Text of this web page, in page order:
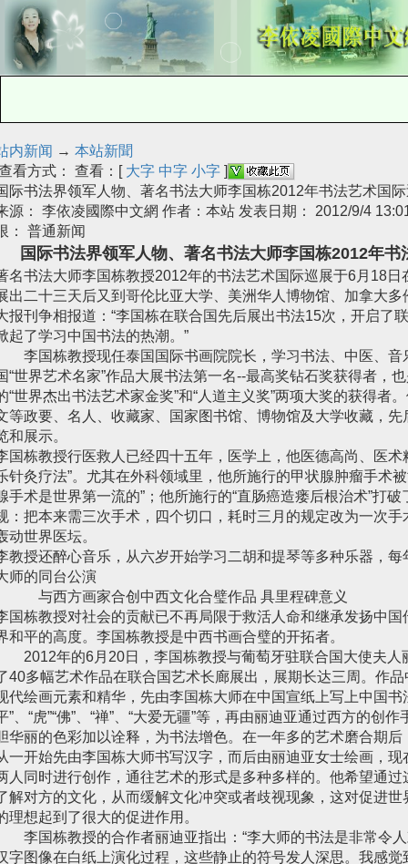
内新闻 → 本站新聞
看方式： 查看：[ 大字 中字 小字 ]
际书法界领军人物、著名书法大师李国栋2012年书法艺术国
源： 李依凌國際中文網 作者：本站 发表日期： 2012/9/4
： 普通新闻
国际书法界领军人物、著名书法大师李国栋2012年
名书法大师李国栋教授2012年的书法艺术国际巡展于6月18
出二十三天后又到哥伦比亚大学、美洲华人博物馆、加拿大
报刊争相报道：“李国栋在联合国先后展出书法15次，开启了
起了学习中国书法的热潮。”
国栋教授现任泰国国际书画院院长，学习书法、中医、音
“世界艺术名家”作品大展书法第一名--最高奖钻石奖获得者，
“世界杰出书法艺术家金奖”和“人道主义奖”两项大奖的获得者
等政要、名人、收藏家、国家图书馆、博物馆及大学收藏，
和展示。
国栋教授行医救人已经四十五年，医学上，他医德高尚、医术
针灸疗法”。尤其在外科领域里，他所施行的甲状腺肿瘤手术
手术是世界第一流的”；他所施行的“直肠癌造瘘后根治术”打
：把本来需三次手术，四个切口，耗时三月的规定改为一次
动世界医坛。
教授还醉心音乐，从六岁开始学习二胡和提琴等多种乐器，
师的同台公演
西方画家合创中西文化合璧作品 具里程碑意义
国栋教授对社会的贡献已不再局限于救活人命和继承发扬中
和平的高度。李国栋教授是中西书画合璧的开拓者。
年的6月20日，李国栋教授与葡萄牙驻联合国大使夫人
40多幅艺术作品在联合国艺术长廊展出，展期长达三周。作
代绘画元素和精华，先由李国栋大师在中国宣纸上写上中国书
”、“虎”“佛”、“禅”、“大爱无疆”等，再由丽迪亚通过西方的
华丽的色彩加以诠释，为书法增色。在一年多的艺术磨合期
一开始先由李国栋大师书写汉字，而后由丽迪亚女士绘画，
人同时进行创作，通往艺术的形式是多种多样的。他希望通
解对方的文化，从而缓解文化冲突或者歧视现象，这对促进
理想起到了很大的促进作用。
国栋教授的合作者丽迪亚指出：“李大师的书法是非常令人
字图像在白纸上演化过程，这些静止的符号发人深思。我感